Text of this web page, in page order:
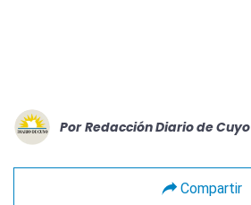
Por Redacción Diario de Cuyo
Compartir